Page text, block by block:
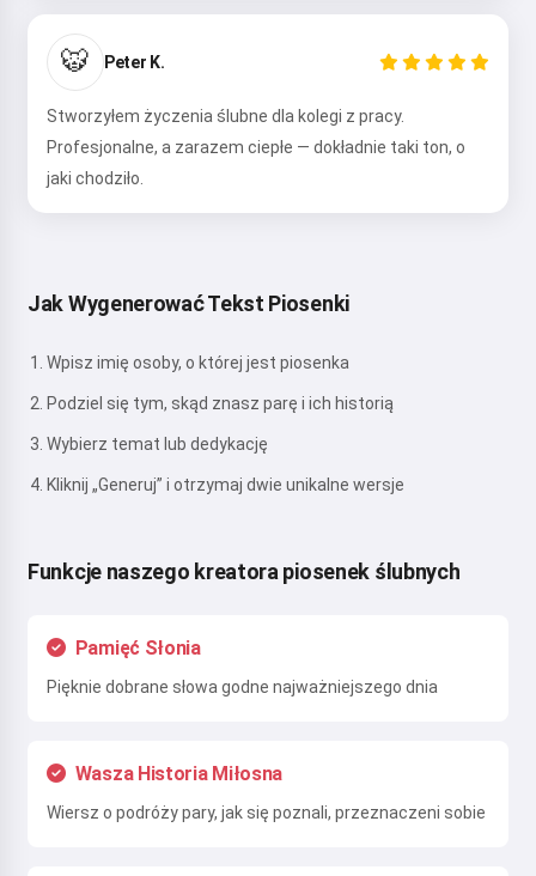
🐯 Peter K.
Stworzyłem życzenia ślubne dla kolegi z pracy.
Profesjonalne, a zarazem ciepłe — dokładnie taki ton, o
jaki chodziło.
Jak Wygenerować Tekst Piosenki
Wpisz imię osoby, o której jest piosenka
Podziel się tym, skąd znasz parę i ich historią
Wybierz temat lub dedykację
Kliknij „Generuj” i otrzymaj dwie unikalne wersje
Funkcje naszego kreatora piosenek ślubnych
Pamięć Słonia
Pięknie dobrane słowa godne najważniejszego dnia
Wasza Historia Miłosna
Wiersz o podróży pary, jak się poznali, przeznaczeni sobie